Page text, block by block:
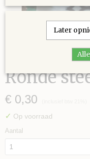
Ronde
€ 0,30
✓ Op voorraad
Aantal
Later